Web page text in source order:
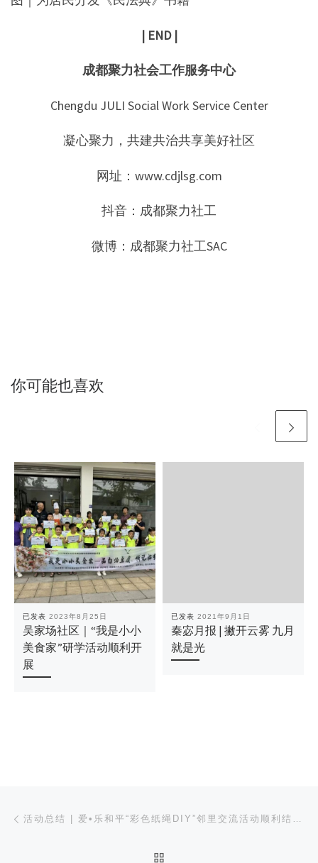
| END |
成都聚力社会工作服务中心
Chengdu JULI Social Work Service Center
凝心聚力，共建共治共享美好社区
网址：www.cdjlsg.com
抖音：成都聚力社工
微博：成都聚力社工SAC
你可能也喜欢
已发表 2023年8月25日
吴家场社区｜“我是小小
美食家”研学活动顺利开
展
已发表 2021年9月1日
秦宓月报 | 撇开云雾 九月
就是光
文章导航 活动总结 | 爱•乐和平“彩色纸绳DIY”邻里交流活动顺利结束啦~